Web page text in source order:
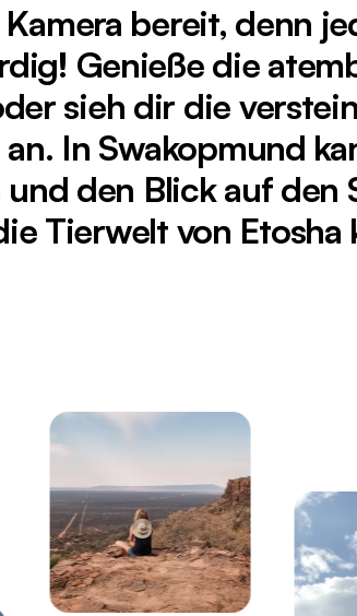
namibische Savanne unter einem
bereit, denn
Genieße die
sieh dir die
In Swakopmund
den Blick auf den
Tierwelt von Etosha